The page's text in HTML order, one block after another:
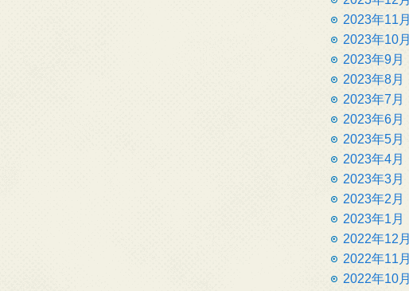
2023年11月
2023年10月
2023年9月
2023年8月
2023年7月
2023年6月
2023年5月
2023年4月
2023年3月
2023年2月
2023年1月
2022年12月
2022年11月
2022年10月